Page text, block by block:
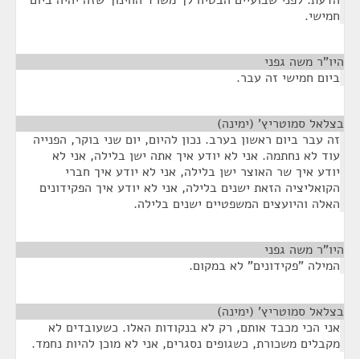
חמישי.
היו"ר משה גפני
ביום חמישי זה עבר.
בצלאל סמוטריץ' (ימינה)
זה עבר ביום ראשון בערב. נכון להיום, יום שני בוקר, הפנייה
עוד לא נחתמה. אני לא יודע איך אתה ישן בלילה, אני לא
יודע איך שר האוצר ישן בלילה, אני לא יודע איך חברי
הקואליציה הזאת ישנים בלילה, אני לא יודע איך הפקידונים
האלה והיועצים המשפטיים ישנים בלילה.
היו"ר משה גפני
המילה "פקידונים" לא במקום.
בצלאל סמוטריץ' (ימינה)
אני הכי מכבד אותם, רק לא בנקודות האלו. כשעובדים לא
מקבלים משכורת, כשגופים נסגרים, אני לא מוכן להיות נחמד.